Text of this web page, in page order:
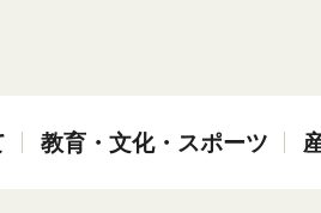
教育・文化・スポーツ